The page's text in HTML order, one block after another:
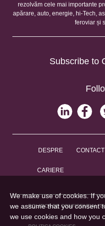
rezolvăm cele mai importante
apărare, auto, energie, hi-Tech,
feroviar și
Subscribe to
DESPRE
CARIERE
POLITICA DE
We make use of cookies. If
we assume that you consent
we use cookies and how you